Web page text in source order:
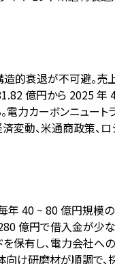
的衰退が不可避。売
億円から 2025 年
力カーボンニュート
変動、米通商政策、
年 40 ~ 80 億円規模
億円で借入金が少な
有し、電力会社へ
け研磨材が順調で